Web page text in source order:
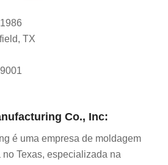
TX
Co., Inc:
é uma empresa de moldagem
Texas, especializada na